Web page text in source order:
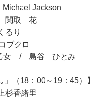
Jackson
関取 花
り
クロ
女 / 島谷 ひとみ
」（18：00～19：45）】
香緒里